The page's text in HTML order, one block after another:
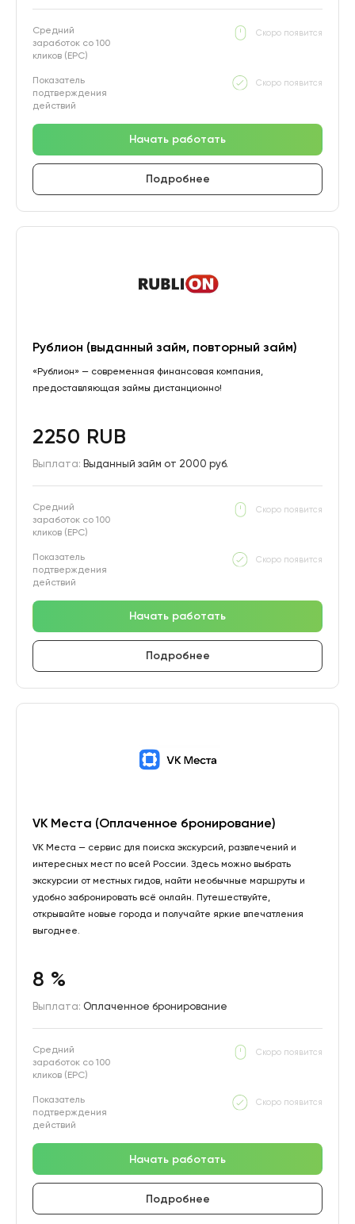
Средний
заработок со 100
кликов (EPC)
Скоро появится
Показатель
подтверждения
действий
Скоро появится
Начать работать
Подробнее
Рублион (выданный займ, повторный займ)
«Рублион» — современная финансовая компания,
предоставляющая займы дистанционно!
2250 RUB
Выплата: Выданный займ от 2000 руб.
Средний
заработок со 100
кликов (EPC)
Скоро появится
Показатель
подтверждения
действий
Скоро появится
Начать работать
Подробнее
VK Места (Оплаченное бронирование)
VK Места — сервис для поиска экскурсий, развлечений и
интересных мест по всей России. Здесь можно выбрать
экскурсии от местных гидов, найти необычные маршруты и
удобно забронировать всё онлайн. Путешествуйте,
открывайте новые города и получайте яркие впечатления
выгоднее.
8 %
Выплата: Оплаченное бронирование
Средний
заработок со 100
кликов (EPC)
Скоро появится
Показатель
подтверждения
действий
Скоро появится
Начать работать
Подробнее